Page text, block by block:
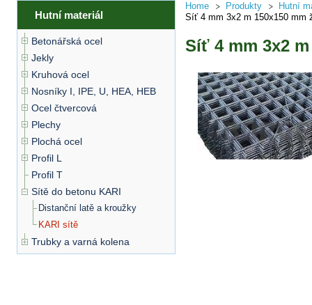
Hutní materiál
Betonářská ocel
Jekly
Kruhová ocel
Nosníky I, IPE, U, HEA, HEB
Ocel čtvercová
Plechy
Plochá ocel
Profil L
Profil T
Sítě do betonu KARI
Distanční latě a kroužky
KARI sítě
Trubky a varná kolena
Home Produkty
Hutní
Síť 4 mm 3x2 m 150x150 mm
Síť 4 mm 3x2